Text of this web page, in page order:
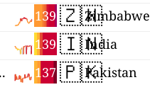
139
139
137
🇿🇼Zimbabwe
🇮🇳
India
🇵🇰Pakistan